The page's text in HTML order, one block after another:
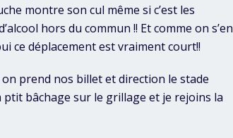
montre son cul même si c’est les
hors du commun !! Et comme on s’en
ce déplacement est vraiment court!!
prend nos billet et direction le stade
ptit bâchage sur le grillage et je rejoins la